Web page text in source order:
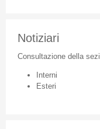
Notiziari
Consultazione della
Interni
Esteri